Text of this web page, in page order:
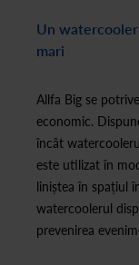
Un
mari
Allfa Big se
economic.
încât
este utilizat în
liniștea în spațiul
watercoolerul
prevenirea